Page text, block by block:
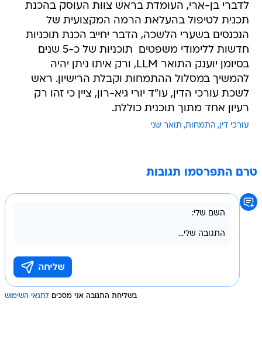
לדברי בן-ארי, העומדת בראש צוות העוסק בהכנת
תכנית לטיפול בהעלאת הרמה המקצועית של
הנכנסים בשערי הלשכה, הדבר יחייב הכנת תוכניות
חדשות ללימודי משפטים  תוכניות של כ-5 שנים
בסיומן יוענק התואר LLM, ורק איתו ניתן יהיה
להמשיך במסלול ההתמחות וקבלת הרישיון. ראש
לשכת עורכי הדין, עו"ד יורי גיא-רון, ציין כי זהו רק
רעיון אחד מתוך תוכנית כוללת.
עורכי דין התמחות תואר שני
טרם התפרסמו תגובות
בשליחת התגובה אני מסכים לתנאי השימוש